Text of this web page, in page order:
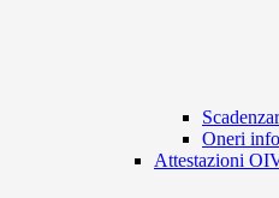
Oneri
Attestazioni